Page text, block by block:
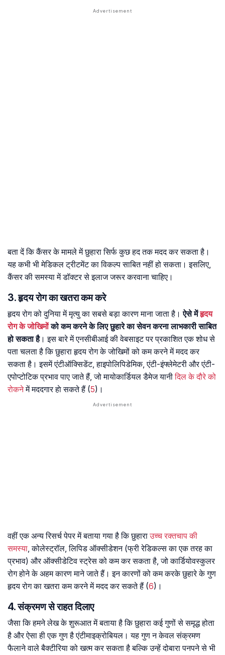
बता दें कि कैंसर के मामले में छुहारा सिर्फ कुछ हद तक मदद कर सकता है।
यह कभी भी मेडिकल ट्रीटमेंट का विकल्प साबित नहीं हो सकता। इसलिए,
कैंसर की समस्या में डॉक्टर से इलाज जरूर करवाना चाहिए।
3. हृदय रोग का खतरा कम करे
हृदय रोग को दुनिया में मृत्यु का सबसे बड़ा कारण माना जाता है।ऐसे मेंहृदय
रोग के जोखिमोंको कम करने के लिए छुहारे का सेवन करना लाभकारी साबित
हो सकता है। इस बारे में एनसीबीआई की वेबसाइट पर प्रकाशित एक शोध से
पता चलता है कि छुहारा हृदय रोग के जोखिमों को कम करने में मदद कर
सकता है। इसमें एंटीऑक्सिडेंट, हाइपोलिपिडेमिक, एंटी-इंफ्लेमेटरी और एंटी-
एपोप्टोटिक प्रभाव पाए जाते हैं, जो मायोकार्डियल डैमेज यानीदिल के दौरे को
रोकनेमें मददगार हाे सकते हैं (5)।
वहीं एक अन्य रिसर्च पेपर में बताया गया है कि छुहाराउच्च रक्तचाप की
समस्या, कोलेस्ट्रॉल, लिपिड ऑक्सीडेशन (फ्री रेडिकल्स का एक तरह का
प्रभाव) और ऑक्सीडेटिव स्ट्रेस को कम कर सकता है, जो कार्डियोवस्कुलर
रोग होने के अहम कारण माने जाते हैं। इन कारणों को कम करके छुहारे के गुण
हृदय रोग का खतरा कम करने में मदद कर सकते हैं (6)।
4. संक्रमण से राहत दिलाए
जैसा कि हमने लेख के शुरूआत में बताया है कि छुहारा कई गुणों से समृद्ध होता
है और ऐसा ही एक गुण है एंटीमाइक्रोबियल। यह गुण न केवल संक्रमण
फैलाने वाले बैक्टीरिया को खत्म कर सकता है बल्कि उन्हें दोबारा पनपने से भी